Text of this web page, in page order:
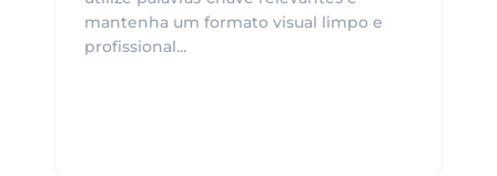
mantenha um formato visual limpo e
profissional...